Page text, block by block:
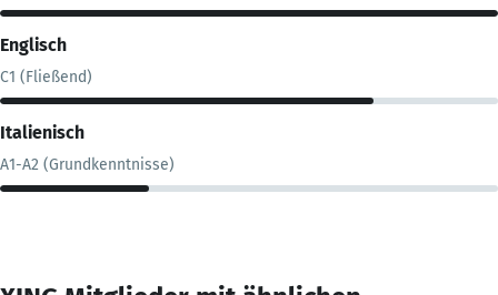
Englisch
C1 (Fließend)
Italienisch
A1-A2 (Grundkenntnisse)